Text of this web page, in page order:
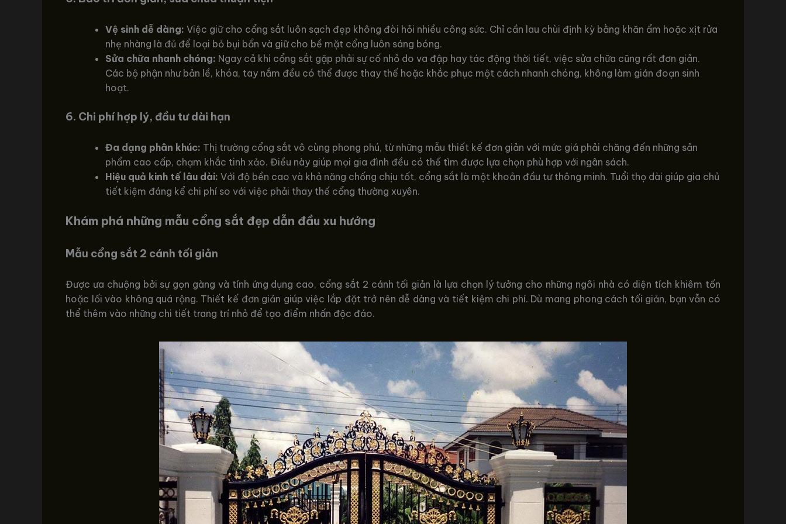
Vệ sinh dễ dàng: Việc giữ cho cổng sắt luôn sạch đẹp không đòi hỏi nhiều công sức. Chỉ cần lau chùi định kỳ bằng khăn ẩm hoặc xịt rửa
nhẹ nhàng là đủ để loại bỏ bụi bẩn và giữ cho bề mặt cổng luôn sáng bóng.
Sửa chữa nhanh chóng: Ngay cả khi cổng sắt gặp phải sự cố nhỏ do va đập hay tác động thời tiết, việc sửa chữa cũng rất đơn giản.
Các bộ phận như bản lề, khóa, tay nắm đều có thể được thay thế hoặc khắc phục một cách nhanh chóng, không làm gián đoạn sinh
hoạt.
6. Chi phí hợp lý, đầu tư dài hạn
Đa dạng phân khúc: Thị trường cổng sắt vô cùng phong phú, từ những mẫu thiết kế đơn giản với mức giá phải chăng đến những sản
phẩm cao cấp, chạm khắc tinh xảo. Điều này giúp mọi gia đình đều có thể tìm được lựa chọn phù hợp với ngân sách.
Hiệu quả kinh tế lâu dài: Với độ bền cao và khả năng chống chịu tốt, cổng sắt là một khoản đầu tư thông minh. Tuổi thọ dài giúp gia chủ
tiết kiệm đáng kể chi phí so với việc phải thay thế cổng thường xuyên.
Khám phá những mẫu cổng sắt đẹp dẫn đầu xu hướng
Mẫu cổng sắt 2 cánh tối giản
Được ưa chuộng bởi sự gọn gàng và tính ứng dụng cao, cổng sắt 2 cánh tối giản là lựa chọn lý tưởng cho những ngôi nhà có diện tích khiêm tốn
hoặc lối vào không quá rộng. Thiết kế đơn giản giúp việc lắp đặt trở nên dễ dàng và tiết kiệm chi phí. Dù mang phong cách tối giản, bạn vẫn có
thể thêm vào những chi tiết trang trí nhỏ để tạo điểm nhấn độc đáo.